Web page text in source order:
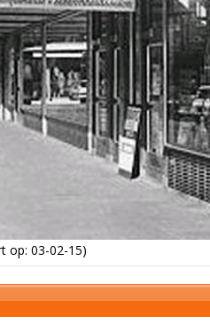
op: 03-02-15)